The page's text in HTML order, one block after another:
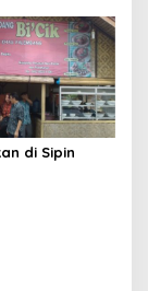
di Sipin